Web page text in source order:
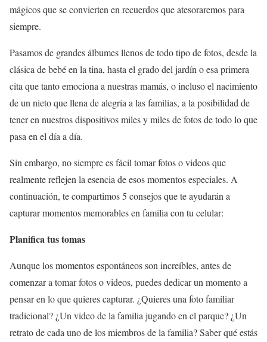
mágicos que se convierten en recuerdos que atesoraremos para
siempre.
Pasamos de grandes álbumes llenos de todo tipo de fotos, desde la
clásica de bebé en la tina, hasta el grado del jardín o esa primera
cita que tanto emociona a nuestras mamás, o incluso el nacimiento
de un nieto que llena de alegría a las familias, a la posibilidad de
tener en nuestros dispositivos miles y miles de fotos de todo lo que
pasa en el día a día.
Sin embargo, no siempre es fácil tomar fotos o videos que
realmente reflejen la esencia de esos momentos especiales. A
continuación, te compartimos 5 consejos que te ayudarán a
capturar momentos memorables en familia con tu celular:
Planifica tus tomas
Aunque los momentos espontáneos son increíbles, antes de
comenzar a tomar fotos o videos, puedes dedicar un momento a
pensar en lo que quieres capturar. ¿Quieres una foto familiar
tradicional? ¿Un video de la familia jugando en el parque? ¿Un
retrato de cada uno de los miembros de la familia? Saber qué estás